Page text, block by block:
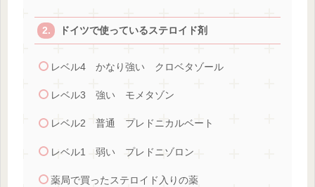
ドイツで使っているステロイド剤
レベル4 かなり強い クロベタゾール
レベル3 強い モメタゾン
レベル2 普通 プレドニカルベート
レベル1 弱い プレドニゾロン
薬局で買ったステロイド入りの薬